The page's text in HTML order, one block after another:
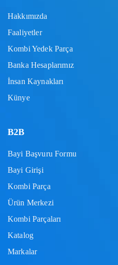
Hakkımızda
Faaliyetler
Kombi Yedek Parça
Banka Hesaplarımız
İnsan Kaynakları
Künye
B2B
Bayi Başvuru Formu
Bayi Girişi
Kombi Parça
Ürün Merkezi
Kombi Parçaları
Katalog
Markalar